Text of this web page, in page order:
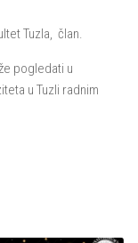
Tuzla, član.
pogledati u
u Tuzli radnim